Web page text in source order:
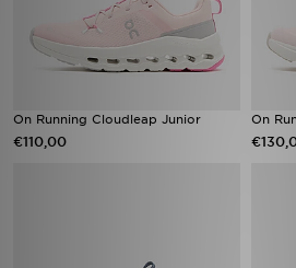
On Running Cloudleap Junior
€110,00
On